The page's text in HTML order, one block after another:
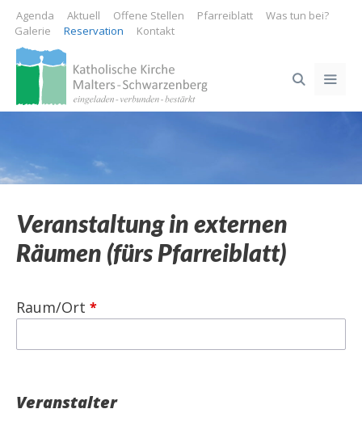
Springe
zum
Inhalt
Agenda Aktuell Offene Stellen Pfarreiblatt
Was tun bei?
Galerie
Reservation Kontakt
Veranstaltung in externen
Räumen (fürs Pfarreiblatt)
Raum/Ort
Veranstalter